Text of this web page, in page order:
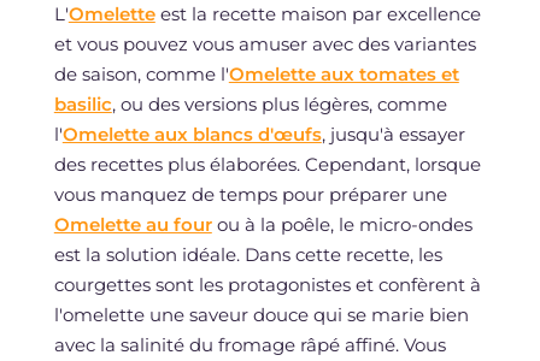
L'Omeletteest la recette maison par excellence
et vous pouvez vous amuser avec des variantes
de saison, comme l'Omelette aux tomates et
basilic, ou des versions plus légères, comme
l'Omelette aux blancs d'œufs, jusqu'à essayer
des recettes plus élaborées. Cependant, lorsque
vous manquez de temps pour préparer une
Omelette au fourou à la poêle, le micro-ondes
est la solution idéale. Dans cette recette, les
courgettes sont les protagonistes et confèrent à
l'omelette une saveur douce qui se marie bien
avec la salinité du fromage râpé affiné. Vous